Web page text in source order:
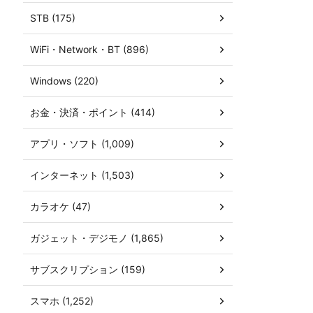
STB (175)
WiFi・Network・BT (896)
Windows (220)
お金・決済・ポイント (414)
アプリ・ソフト (1,009)
インターネット (1,503)
カラオケ (47)
ガジェット・デジモノ (1,865)
サブスクリプション (159)
スマホ (1,252)